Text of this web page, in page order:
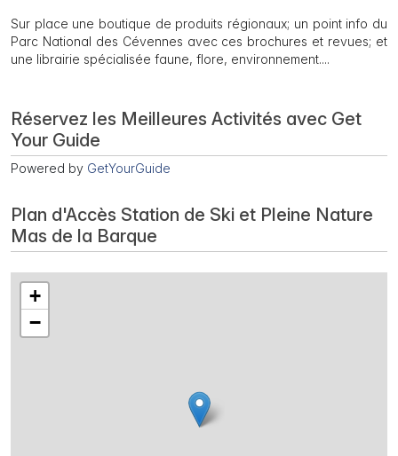
Sur place une boutique de produits régionaux; un point info du
Parc National des Cévennes avec ces brochures et revues; et
une librairie spécialisée faune, flore, environnement....
Réservez les Meilleures Activités avec Get
Your Guide
Powered by GetYourGuide
Plan d'Accès Station de Ski et Pleine Nature
Mas de la Barque
+
−